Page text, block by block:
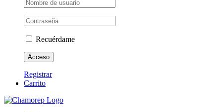
Recuérdame
Registrar
Carrito